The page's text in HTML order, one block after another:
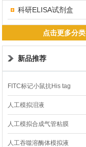
科研ELISA试剂盒
点击更多分类
新品推荐
FITC标记小鼠抗His tag
人工模拟泪液
人工模拟合成气管粘膜
人工吞噬溶酶体模拟液